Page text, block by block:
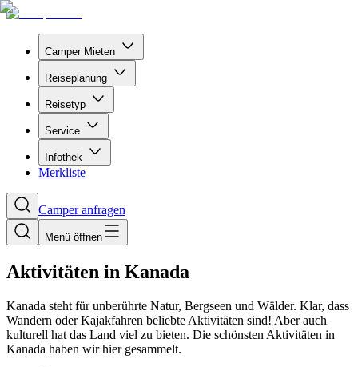
Camper Mieten
Reiseplanung
Reisetyp
Service
Infothek
Merkliste
Camper anfragen
Menü öffnen
Aktivitäten in Kanada
Kanada steht für unberührte Natur, Bergseen und Wälder. Klar, dass
Wandern oder Kajakfahren beliebte Aktivitäten sind! Aber auch
kulturell hat das Land viel zu bieten. Die schönsten Aktivitäten in
Kanada haben wir hier gesammelt.